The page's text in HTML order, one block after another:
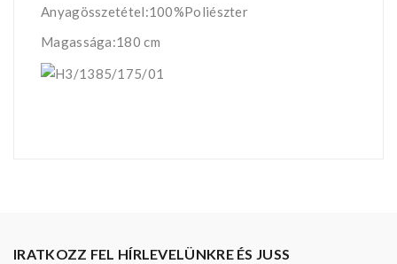
Anyagösszetétel:100%Poliészter
Magassága:180 cm
IRATKOZZ FEL HÍRLEVELÜNKRE ÉS JUSS